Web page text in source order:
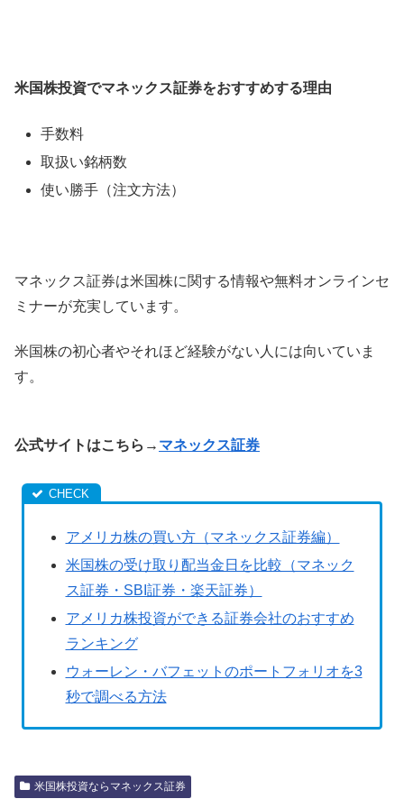
米国株投資でマネックス証券をおすすめする理由
手数料
取扱い銘柄数
使い勝手（注文方法）
マネックス証券は米国株に関する情報や無料オンラインセ
ミナーが充実しています。
米国株の初心者やそれほど経験がない人には向いていま
す。
公式サイトはこちら→ マネックス証券
アメリカ株の買い方（マネックス証券編）
米国株の受け取り配当金日を比較（マネック
ス証券・SBI証券・楽天証券）
アメリカ株投資ができる証券会社のおすすめ
ランキング
ウォーレン・バフェットのポートフォリオを3
秒で調べる方法
米国株投資ならマネックス証券